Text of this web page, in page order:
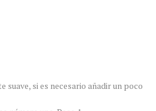
suave, si es necesario añadir un poco